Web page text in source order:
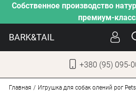
Собственное производство
премиум-
BARK&TAIL
+380 (95) 095-
Главная Игрушка для собак олений рог